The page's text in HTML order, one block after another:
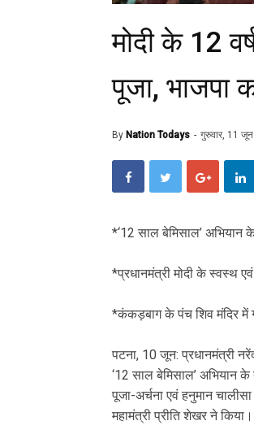
मोदी के 12
पूजा, भाजपा
By Nation Todays गुरुवार, 11
‎*‘12 साल बेमिसाल’
‎*प्रधानमंत्री मोदी के स्वस्थ
‎*कंकड़बाग के पंच शिव मंदिर में
‎पटना, 10 जून: प्रधानमंत्री
‘12 साल बेमिसाल’ अभियान
पूजा-अर्चना एवं हनुमान
महामंत्री प्रीति शेखर ने किया।